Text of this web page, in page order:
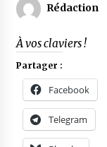
Rédaction
À vos claviers !
Partager :
Facebook
Telegram